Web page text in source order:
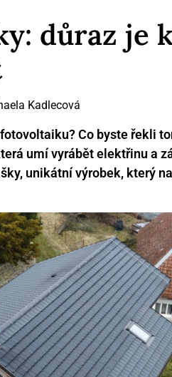
důraz je
Kadlecová
Co byste řekli
umí vyrábět elektřinu a
unikátní výrobek, který